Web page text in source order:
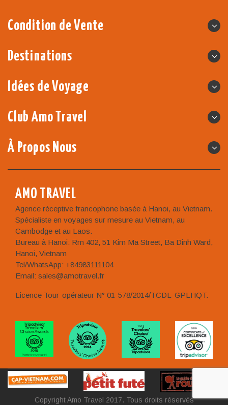
Condition de Vente
Destinations
Idées de Voyage
Club Amo Travel
À Propos Nous
AMO TRAVEL
Agence réceptive francophone basée à Hanoi, au Vietnam.
Spécialiste en voyages sur mesure au Vietnam, au
Cambodge et au Laos.
Bureau à Hanoi: Rm 402, 51 Kim Ma Street, Ba Dinh Ward,
Hanoi, Vietnam
Tel/WhatsApp: +84983111104
Email: sales@amotravel.fr
Licence Tour-opérateur N° 01-578/2014/TCDL-GPLHQT.
Copyright Amo Travel 2017. Tous droits réservés